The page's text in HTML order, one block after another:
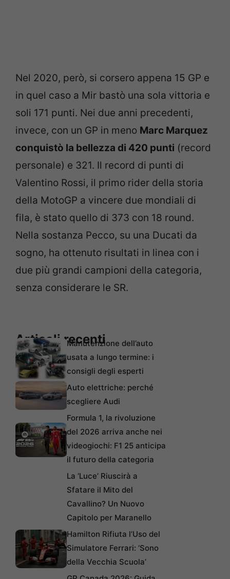
Nel 2020, però, si corsero appena 15 GP e
in quel caso a Mir bastò una sola vittoria e
soli 171 punti. Nei due anni precedenti,
invece, con un GP in meno Marc Marquez
conquistò la bellezza di 420 punti (record
personale) e 321. Il record di punti di
Valentino Rossi, il primo rider della storia
della MotoGP a vincere due mondiali di
fila, è stato quello di 373 con 18 round.
Nella sostanza Pecco, su una Ducati da
sogno, ha ottenuto risultati in linea con i
due più grandi campioni della categoria,
senza considerare le SR.
Articoli recentiManutenzione dell’auto
usata a lungo termine: i
consigli degli esperti
Auto elettriche: perché
scegliere Audi
Formula 1, la rivoluzione
del 2026 arriva anche nei
videogiochi: F1 25 anticipa
il futuro della categoria
La ‘Luce’ Riuscirà a
Sfatare il Mito del
Cavallino? Un Nuovo
Capitolo per Maranello
Hamilton Rifiuta l’Uso del
Simulatore Ferrari: ‘Sono
della Vecchia Scuola’